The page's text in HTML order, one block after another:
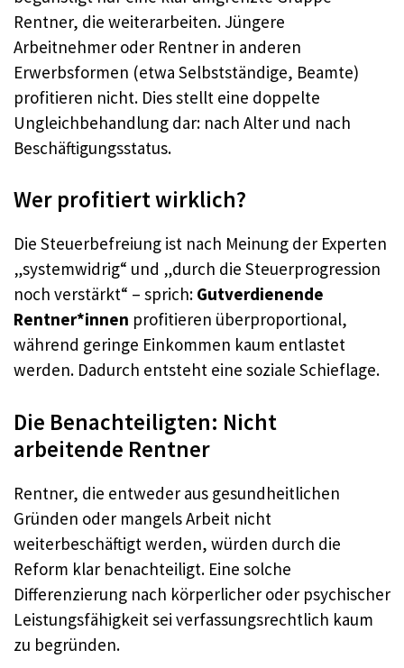
Rentner, die weiterarbeiten. Jüngere
Arbeitnehmer oder Rentner in anderen
Erwerbsformen (etwa Selbstständige, Beamte)
profitieren nicht. Dies stellt eine doppelte
Ungleichbehandlung dar: nach Alter und nach
Beschäftigungsstatus.
Wer profitiert wirklich?
Die Steuerbefreiung ist nach Meinung der Experten
„systemwidrig“ und „durch die Steuerprogression
noch verstärkt“ – sprich: Gutverdienende
Rentner*innen profitieren überproportional,
während geringe Einkommen kaum entlastet
werden. Dadurch entsteht eine soziale Schieflage.
Die Benachteiligten: Nicht
arbeitende Rentner
Rentner, die entweder aus gesundheitlichen
Gründen oder mangels Arbeit nicht
weiterbeschäftigt werden, würden durch die
Reform klar benachteiligt. Eine solche
Differenzierung nach körperlicher oder psychischer
Leistungsfähigkeit sei verfassungsrechtlich kaum
zu begründen.